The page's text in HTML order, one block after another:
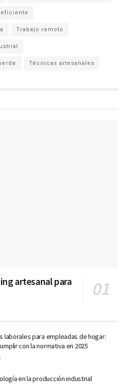
Trabajo remoto
Técnicas artesanales
artesanal para
laborales para empleadas de hogar:
con la normativa en 2025
en la producción industrial